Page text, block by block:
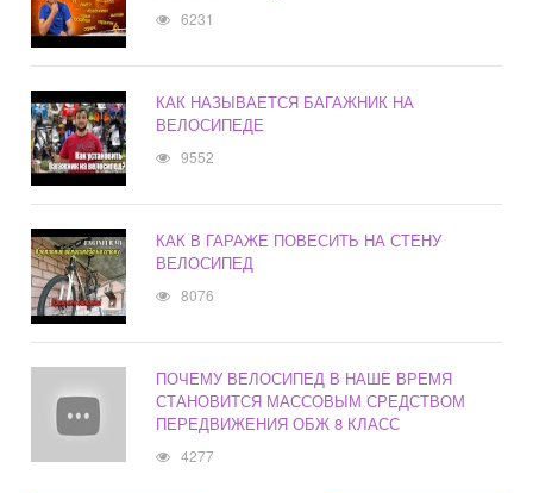
6231
КАК НАЗЫВАЕТСЯ БАГАЖНИК НА
ВЕЛОСИПЕДЕ
9552
КАК В ГАРАЖЕ ПОВЕСИТЬ НА СТЕНУ
ВЕЛОСИПЕД
8076
ПОЧЕМУ ВЕЛОСИПЕД В НАШЕ ВРЕМЯ
СТАНОВИТСЯ МАССОВЫМ СРЕДСТВОМ
ПЕРЕДВИЖЕНИЯ ОБЖ 8 КЛАСС
4277